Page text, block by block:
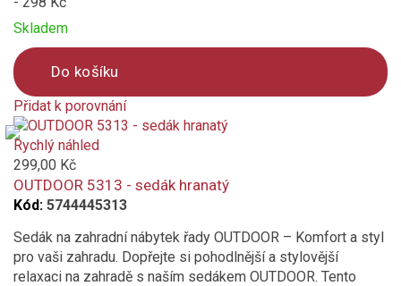
Skladem
Do košíku
Přidat k porovnání
Product
is
added
to
compare
Rychlý náhled
299,00 Kč
OUTDOOR 5313 - sedák hranatý
Kód: 5744445313
Sedák na zahradní nábytek řady OUTDOOR – Komfort a styl
pro vaši zahradu. Dopřejte si pohodlnější a stylovější
relaxaci na zahradě s naším sedákem OUTDOOR. Tento